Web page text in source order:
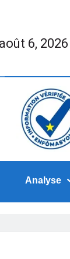
août 6, 2026
Analyse